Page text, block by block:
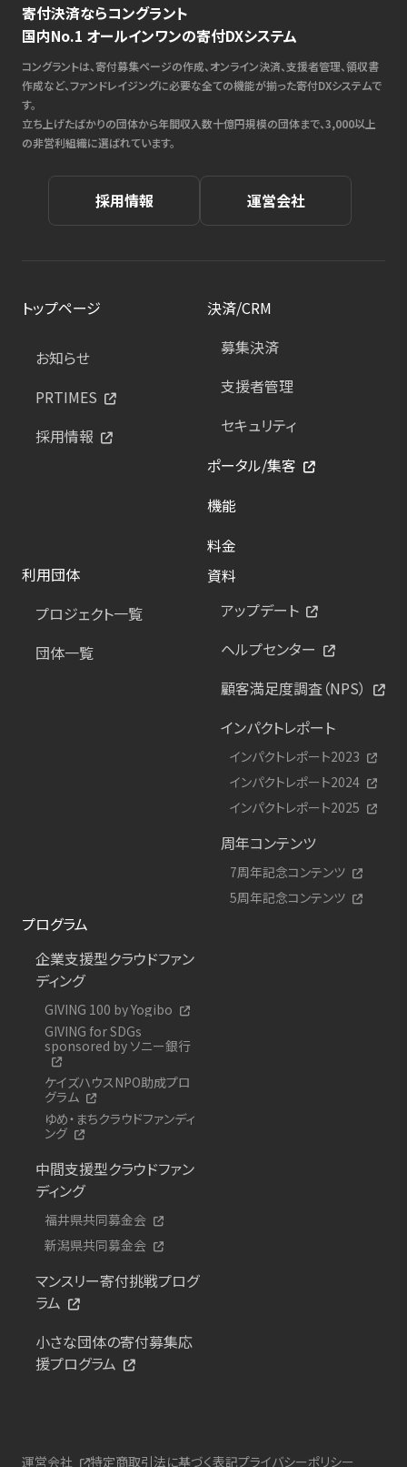
寄付決済ならコングラント
国内No.1 オールインワンの寄付DXシステム
コングラントは、寄付募集ページの作成、オンライン決済、支援者管理、領収書
作成など、ファンドレイジングに必要な全ての機能が揃った寄付DXシステムで
す。
立ち上げたばかりの団体から年間収入数十億円規模の団体まで、3,000以上
の非営利組織に選ばれています。
採用情報 運営会社
トップページ
お知らせ
PRTIMES
採用情報
決済/CRM
募集決済
支援者管理
セキュリティ
ポータル/集客
機能
料金
利用団体
プロジェクト一覧
団体一覧
資料
アップデート
ヘルプセンター
顧客満足度調査（NPS）
インパクトレポート
インパクトレポート2023
インパクトレポート2024
インパクトレポート2025
周年コンテンツ
7周年記念コンテンツ
5周年記念コンテンツ
プログラム
企業支援型クラウドファン
ディング
GIVING 100 by Yogibo
GIVING for SDGs
sponsored by ソニー銀行
ケイズハウスNPO助成プロ
グラム
ゆめ・まちクラウドファンディ
ング
中間支援型クラウドファン
ディング
福井県共同募金会
新潟県共同募金会
マンスリー寄付挑戦プログ
ラム
小さな団体の寄付募集応
援プログラム
運営会社 特定商取引法に基づく表記プライバシーポリシー